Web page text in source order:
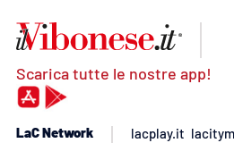
Scarica tutte le nostre app!
LaC Network
lacplay.it